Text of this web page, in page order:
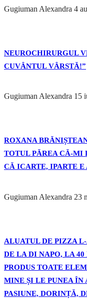
Gugiuman Alexandra 4
NEUROCHIRURGUL
CUVÂNTUL VÂRSTĂ!”
Gugiuman Alexandra 15
ROXANA
TOTUL PĂREA CĂ-MI
CĂ ICARTE, IPARTE
Gugiuman Alexandra 23
ALUATUL DE PIZZA
DE LA DI NAPO, LA
PRODUS TOATE
MINE ȘI LE PUNEA
PASIUNE, DORINȚĂ,